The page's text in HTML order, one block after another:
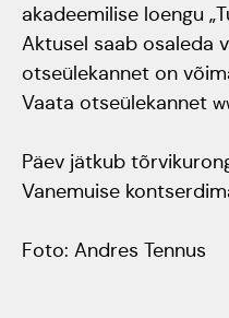
akadeemilise loengu
Aktusel saab osaleda
otseülekannet on
Vaata otseülekannet
Päev jätkub
Vanemuise
Foto: Andres Tennus